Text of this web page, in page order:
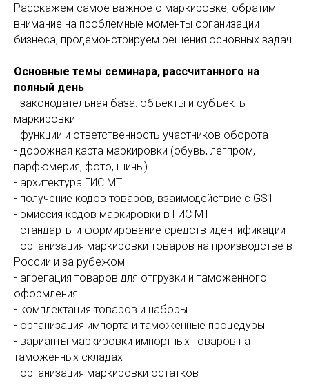
Расскажем самое важное о маркировке, обратим
внимание на проблемные моменты организации
бизнеса, продемонстрируем решения основных задач
Основные темы семинара, рассчитанного на
полный день
- законодательная база: объекты и субъекты
маркировки
- функции и ответственность участников оборота
- дорожная карта маркировки (обувь, легпром,
парфюмерия, фото, шины)
- архитектура ГИС МТ
- получение кодов товаров, взаимодействие с GS1
- эмиссия кодов маркировки в ГИС МТ
- стандарты и формирование средств идентификации
- организация маркировки товаров на производстве в
России и за рубежом
- агрегация товаров для отгрузки и таможенного
оформления
- комплектация товаров и наборы
- организация импорта и таможенные процедуры
- варианты маркировки импортных товаров на
таможенных складах
- организация маркировки остатков